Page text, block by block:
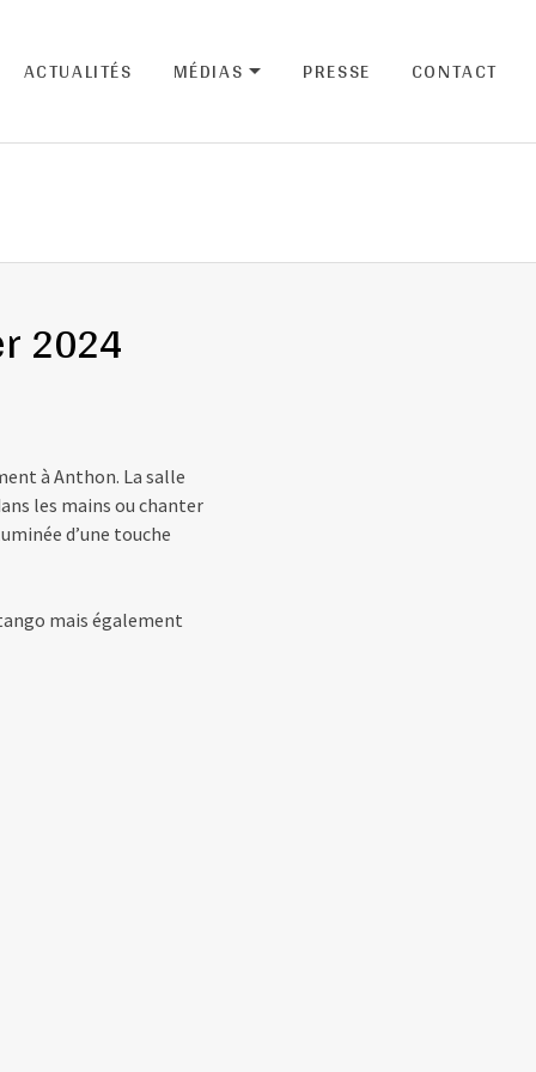
ACTUALITÉS MÉDIAS PRESSE CONTACT
2024
à Anthon. La salle
les mains ou chanter
d’une touche
mais également